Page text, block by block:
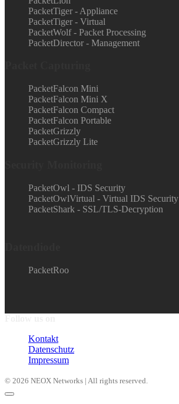
PacketTiger - Appliance
PacketTiger - Virtual
PacketWolf - Packet Processing
PacketDirector - Management
PacketFalcon Mini
PacketFalcon Mini X
PacketFalcon Compact
PacketFalcon Portable
PacketGrizzly
PacketGrizzly Lite
PacketOwl - IDS Security
PacketOwlVirtual - Virtual IDS Security
PacketShark - SSL/TLS-Decryption
PacketRoo
Kontakt
Datenschutz
Impressum
© 2026 NEOX Networks | All rights reserved.